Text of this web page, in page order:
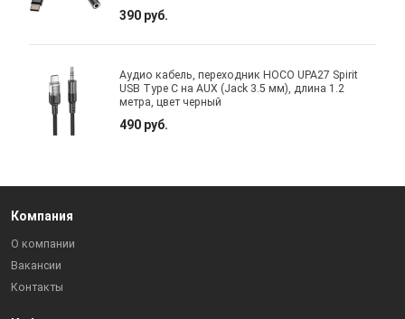
390 руб.
Аудио кабель, переходник HOCO UPA27 Spirit
USB Type C на AUX (Jack 3.5 мм), длина 1.2
метра, цвет черный
490 руб.
Компания
О компании
Вакансии
Контакты